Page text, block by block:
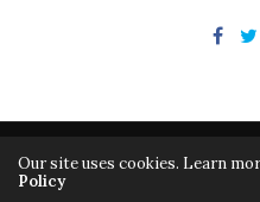
LIBRERÍA
Our site uses cookies. Learn
Policy